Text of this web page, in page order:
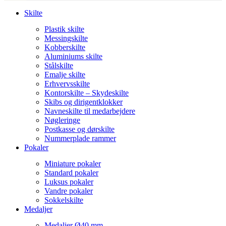
Skilte
Plastik skilte
Messingskilte
Kobberskilte
Aluminiums skilte
Stålskilte
Emalje skilte
Erhvervsskilte
Kontorskilte – Skydeskilte
Skibs og dirigentklokker
Navneskilte til medarbejdere
Nøgleringe
Postkasse og dørskilte
Nummerplade rammer
Pokaler
Miniature pokaler
Standard pokaler
Luksus pokaler
Vandre pokaler
Sokkelskilte
Medaljer